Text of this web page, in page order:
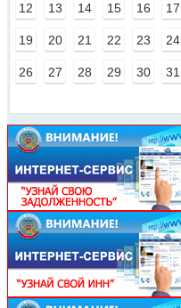
12 13 14 15 16 17
19 20 21 22 23 24
26 27 28 29 30 31